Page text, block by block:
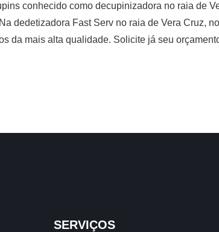
conhecido como decupinizadora no raia de
dedetizadora Fast Serv no raia de Vera Cruz,
da mais alta qualidade. Solicite já seu
SERVIÇOS